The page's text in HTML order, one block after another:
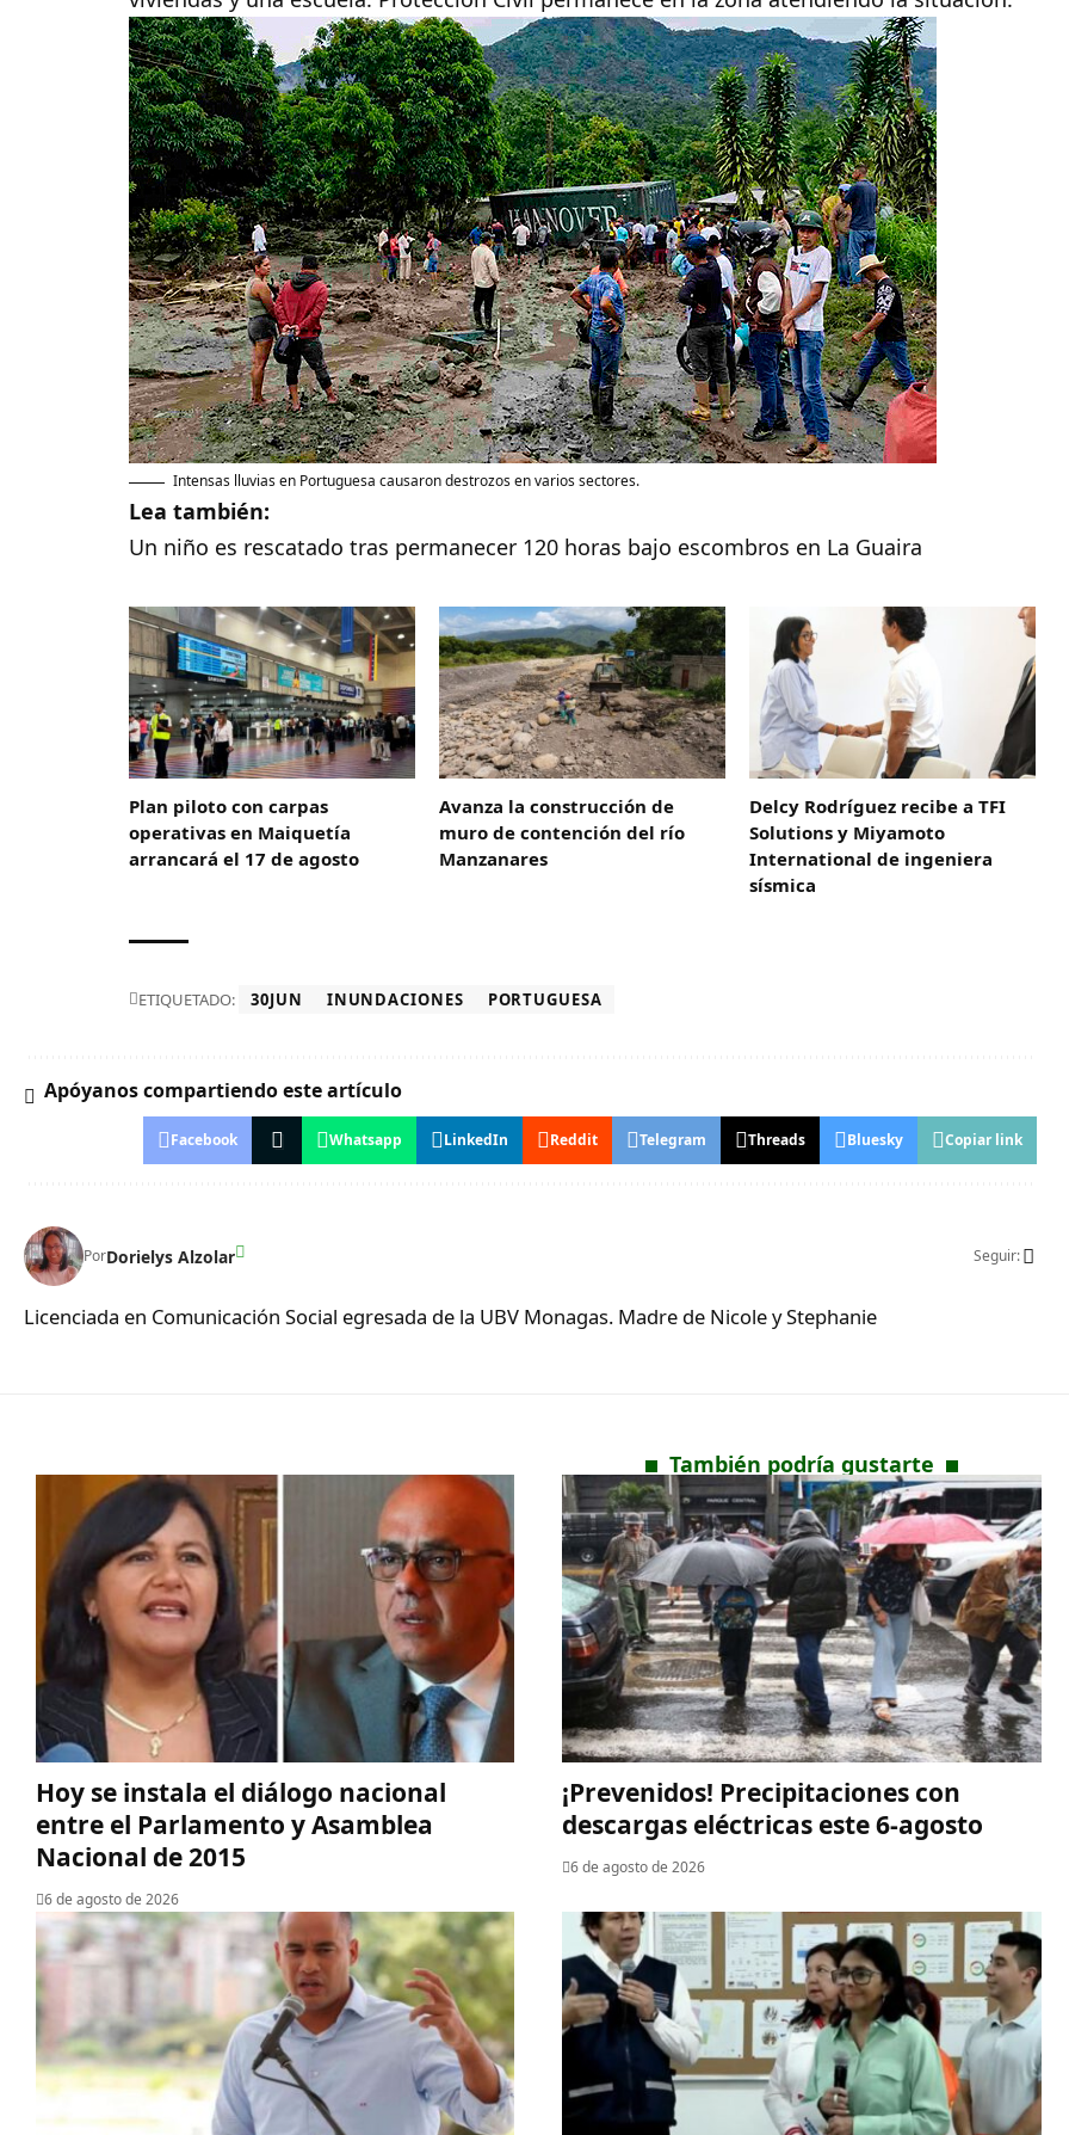
Intensas lluvias en Portuguesa causaron destrozos en varios sectores.
Lea también:
Un niño es rescatado tras permanecer 120 horas bajo escombros en La Guaira
Plan piloto con carpas
operativas en Maiquetía
arrancará el 17 de agosto
Avanza la construcción de
muro de contención del río
Manzanares
Delcy Rodríguez recibe a TFI
Solutions y Miyamoto
International de ingeniera
sísmica
ETIQUETADO: 30JUN INUNDACIONES PORTUGUESA
Apóyanos compartiendo este artículo
Facebook Whatsapp LinkedIn Reddit Telegram Threads Bluesky Copiar link
PorDorielys Alzolar Seguir:
Licenciada en Comunicación Social egresada de la UBV Monagas. Madre de Nicole y Stephanie
También podría gustarte
Hoy se instala el diálogo nacional
entre el Parlamento y Asamblea
Nacional de 2015
6 de agosto de 2026
¡Prevenidos! Precipitaciones con
descargas eléctricas este 6-agosto
6 de agosto de 2026